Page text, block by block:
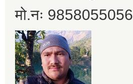
मो.नः 9858055056